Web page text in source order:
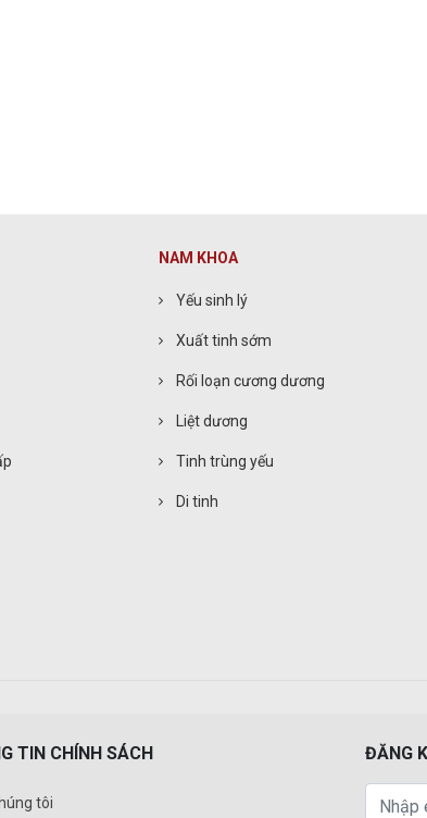
NAM KHOA
Yếu sinh lý
Xuất tinh sớm
Rối loạn cương dương
Liệt dương
Tinh trùng yếu
Di tinh
TIN CHÍNH SÁCH
tôi
ĐĂNG